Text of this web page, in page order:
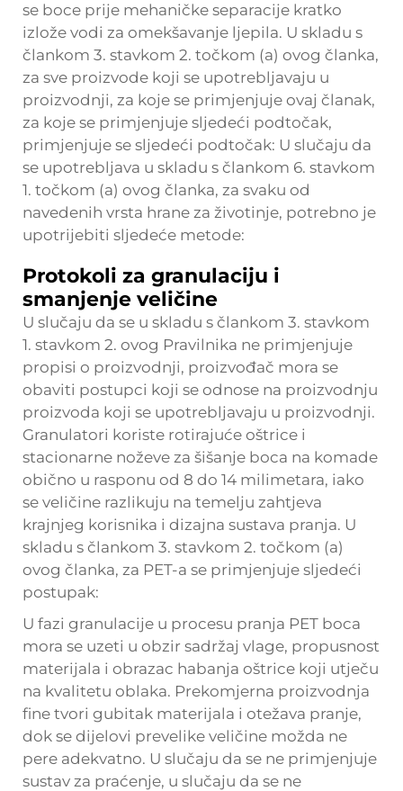
se boce prije mehaničke separacije kratko
izlože vodi za omekšavanje ljepila. U skladu s
člankom 3. stavkom 2. točkom (a) ovog članka,
za sve proizvode koji se upotrebljavaju u
proizvodnji, za koje se primjenjuje ovaj članak,
za koje se primjenjuje sljedeći podtočak,
primjenjuje se sljedeći podtočak: U slučaju da
se upotrebljava u skladu s člankom 6. stavkom
1. točkom (a) ovog članka, za svaku od
navedenih vrsta hrane za životinje, potrebno je
upotrijebiti sljedeće metode:
Protokoli za granulaciju i
smanjenje veličine
U slučaju da se u skladu s člankom 3. stavkom
1. stavkom 2. ovog Pravilnika ne primjenjuje
propisi o proizvodnji, proizvođač mora se
obaviti postupci koji se odnose na proizvodnju
proizvoda koji se upotrebljavaju u proizvodnji.
Granulatori koriste rotirajuće oštrice i
stacionarne noževe za šišanje boca na komade
obično u rasponu od 8 do 14 milimetara, iako
se veličine razlikuju na temelju zahtjeva
krajnjeg korisnika i dizajna sustava pranja. U
skladu s člankom 3. stavkom 2. točkom (a)
ovog članka, za PET-a se primjenjuje sljedeći
postupak:
U fazi granulacije u procesu pranja PET boca
mora se uzeti u obzir sadržaj vlage, propusnost
materijala i obrazac habanja oštrice koji utječu
na kvalitetu oblaka. Prekomjerna proizvodnja
fine tvori gubitak materijala i otežava pranje,
dok se dijelovi prevelike veličine možda ne
pere adekvatno. U slučaju da se ne primjenjuje
sustav za praćenje, u slučaju da se ne